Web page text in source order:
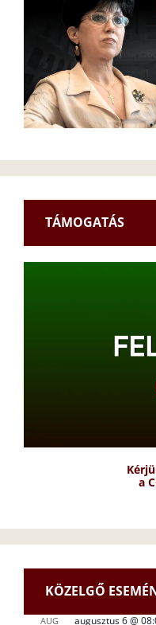
TÁMOGATÁS
a
KÖZELGŐ
AUG augusztus 6 @